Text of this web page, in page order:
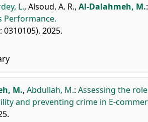
L., Alsoud, A. R., Al-Dalahmeh, M.:
Performance.
2025.
M., Abdullah, M.: Assessing the
and preventing crime in E-